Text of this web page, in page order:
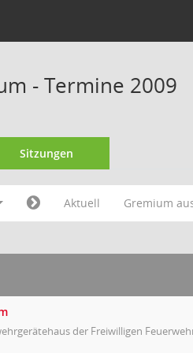
- Termine 2009
Sitzungen
Aktuell Gremium
der Freiwilligen